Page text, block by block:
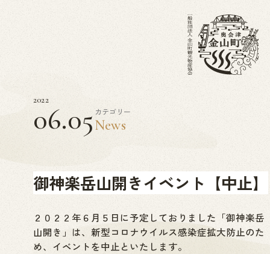
2022
06.05 カテゴリー
News
御神楽岳山開きイベント【中止】
２０２２年６月５日に予定しておりました「御神楽岳
山開き」は、新型コロナウイルス感染症拡大防止のた
め、イベントを中止といたします。